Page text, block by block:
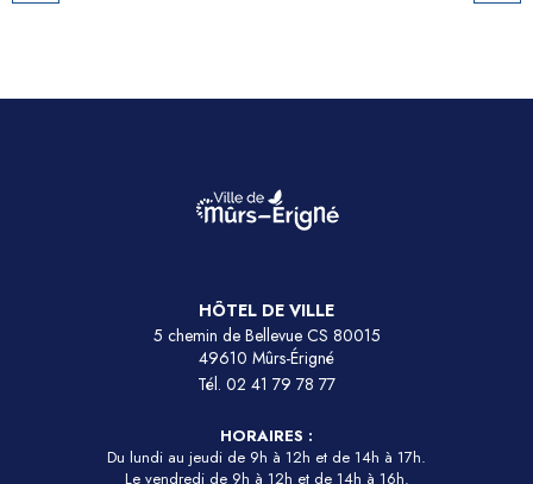
HÔTEL DE VILLE
5 chemin de Bellevue CS 80015
49610 Mûrs-Érigné
Tél. 02 41 79 78 77
HORAIRES :
Du lundi au jeudi de 9h à 12h et de 14h à 17h.
Le vendredi de 9h à 12h et de 14h à 16h.